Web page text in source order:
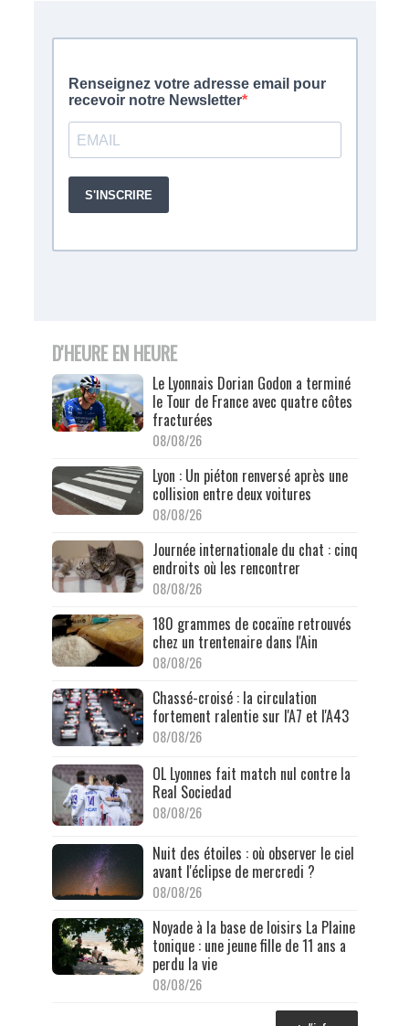
D'HEURE EN HEURE
Le Lyonnais Dorian Godon a terminé
le Tour de France avec quatre côtes
fracturées
08/08/26
Lyon : Un piéton renversé après une
collision entre deux voitures
08/08/26
Journée internationale du chat : cinq
endroits où les rencontrer
08/08/26
180 grammes de cocaïne retrouvés
chez un trentenaire dans l'Ain
08/08/26
Chassé-croisé : la circulation
fortement ralentie sur l'A7 et l'A43
08/08/26
OL Lyonnes fait match nul contre la
Real Sociedad
08/08/26
Nuit des étoiles : où observer le ciel
avant l'éclipse de mercredi ?
08/08/26
Noyade à la base de loisirs La Plaine
tonique : une jeune fille de 11 ans a
perdu la vie
08/08/26